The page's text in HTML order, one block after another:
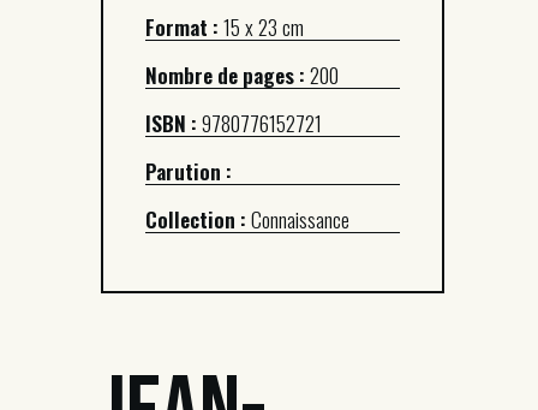
Format :15 x 23 cm
Nombre de pages :200
ISBN :9780776152721
Parution :
Collection :Connaissance